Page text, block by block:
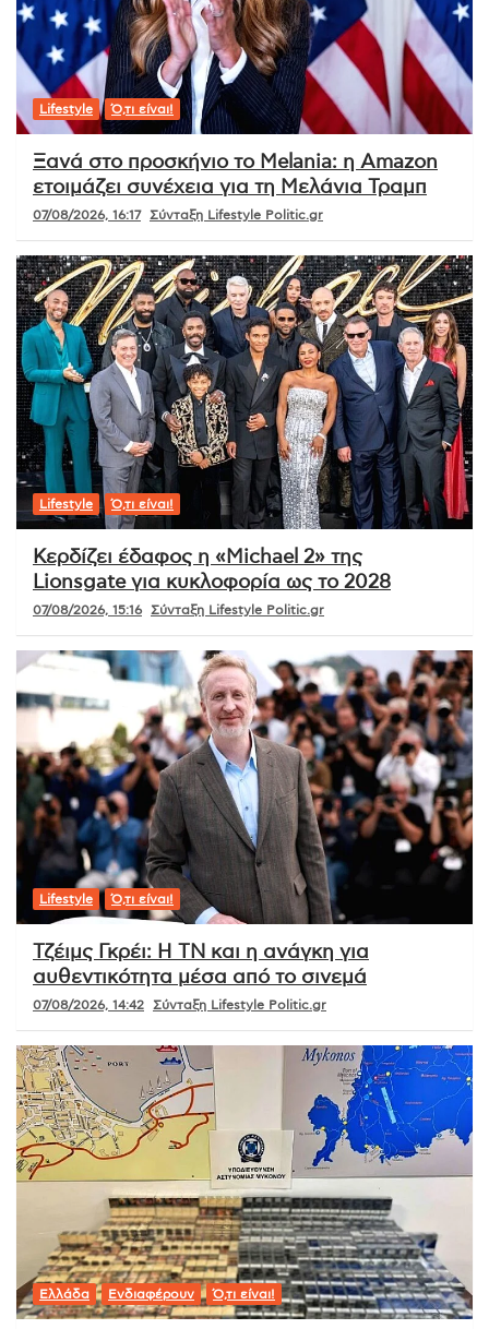
Lifestyle Ό,τι είναι!
Ξανά στο προσκήνιο το Melania: η Amazon
ετοιμάζει συνέχεια για τη Μελάνια Τραμπ
07/08/2026, 16:17 Σύνταξη Lifestyle Politic.gr
Lifestyle Ό,τι είναι!
Κερδίζει έδαφος η «Michael 2» της
Lionsgate για κυκλοφορία ως το 2028
07/08/2026, 15:16 Σύνταξη Lifestyle Politic.gr
Lifestyle Ό,τι είναι!
Τζέιμς Γκρέι: Η ΤΝ και η ανάγκη για
αυθεντικότητα μέσα από το σινεμά
07/08/2026, 14:42 Σύνταξη Lifestyle Politic.gr
Ελλάδα Ενδιαφέρουν Ό,τι είναι!